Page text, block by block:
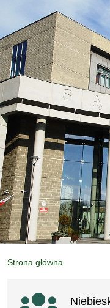
Strona główna
Ważne linki